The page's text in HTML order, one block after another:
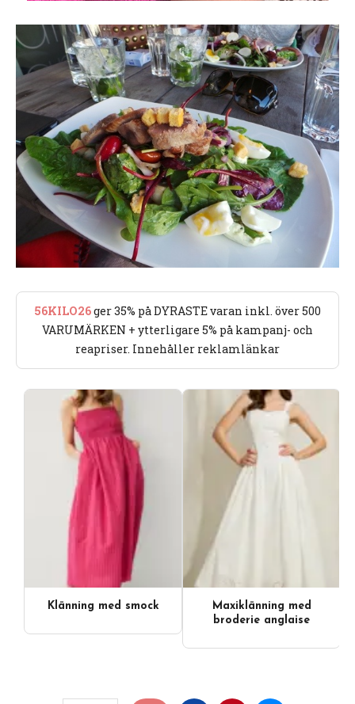
56KILO26ger 35% på DYRASTE varan inkl. över 500
VARUMÄRKEN + ytterligare 5% på kampanj- och
reapriser. Innehåller reklamlänkar
Klänning med smock
Maxiklänning med
broderie anglaise